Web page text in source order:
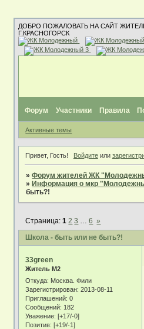
ДОБРО ПОЖАЛОВАТЬ НА САЙТ
Г.КРАСНОГОРСК
Форум Участники Правила
Активные темы
Привет, Гость! Войдитеили
»Форум жителей ЖК
» Информация о мкр
быть?!
Школа - быть или не быть?!
Страница:1 2 3 6 »
33green
Житель М2
Откуда: Москва. Фили
Зарегистрирован: 2013-08-11
Приглашений: 0
Сообщений: 182
Уважение: [+17/-0]
Позитив: [+19/-1]